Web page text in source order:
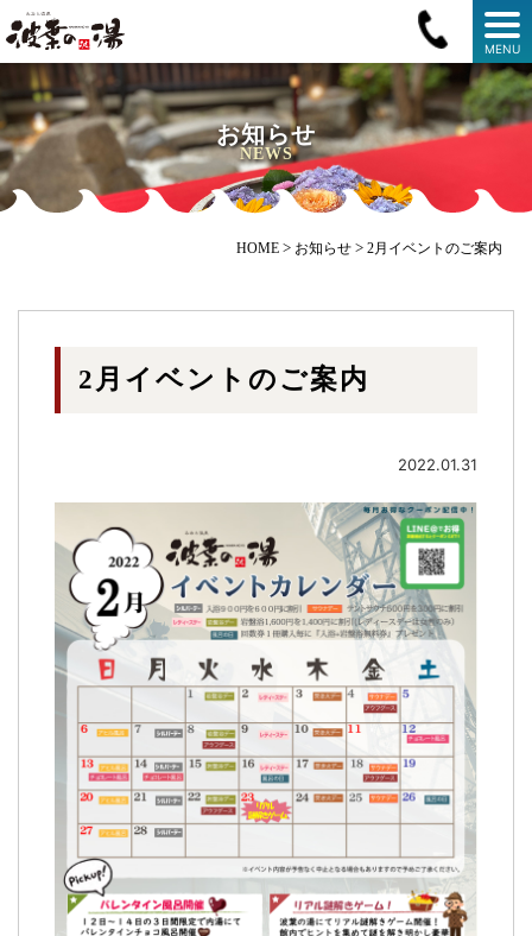
MENU
お知らせ
NEWS
HOME > お知らせ > 2月イベントのご案内
2月イベントのご案内
2022.01.31